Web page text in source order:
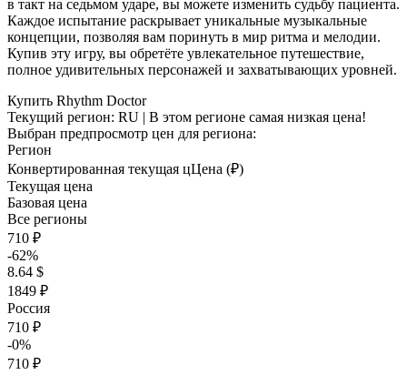
в такт на седьмом ударе, вы можете изменить судьбу пациента.
Каждое испытание раскрывает уникальные музыкальные
концепции, позволяя вам поринуть в мир ритма и мелодии.
Купив эту игру, вы обретёте увлекательное путешествие,
полное удивительных персонажей и захватывающих уровней.
Купить Rhythm Doctor
Текущий регион: RU | В этом регионе самая низкая цена!
Выбран предпросмотр цен для региона:
Регион
Конвертированная текущая цЦена (₽)
Текущая цена
Базовая цена
Все регионы
710 ₽
-62%
8.64 $
1849 ₽
Россия
710 ₽
-0%
710 ₽